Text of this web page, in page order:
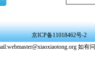
★ 承担
★ 在本
转载、
★ 参与
京ICP备11018462号-2
如